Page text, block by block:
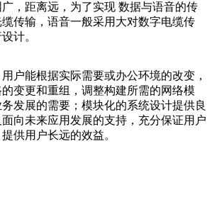
，距离远，为了实现 数据与语音的传
传输，语音一般采用大对数字电缆传
计。
户能根据实际需要或办公环境的改变，
变更和重组，调整构建所需的网络模
发展的需要；模块化的系统设计提供良
向未来应用发展的支持，充分保证用户
供用户长远的效益。